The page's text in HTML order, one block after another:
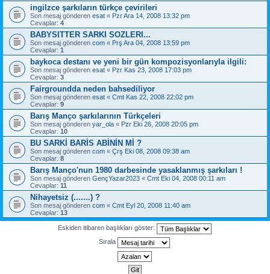
ingilzce şarkıların türkçe çevirileri
Son mesaj gönderen esat « Pzr Ara 14, 2008 13:32 pm
Cevaplar: 4
BABYSITTER SARKI SOZLERI...
Son mesaj gönderen com « Prş Ara 04, 2008 13:59 pm
Cevaplar: 1
baykoca destanı ve yeni bir gün kompozisyonlarıyla ilgili:
Son mesaj gönderen esat « Pzr Kas 23, 2008 17:03 pm
Cevaplar: 3
Fairgroundda neden bahsediliyor
Son mesaj gönderen esat « Cmt Kas 22, 2008 22:02 pm
Cevaplar: 9
Barış Manço şarkılarının Türkçeleri
Son mesaj gönderen yar_ola « Pzr Eki 26, 2008 20:05 pm
Cevaplar: 10
BU SARKİ BARİS ABİNİN Mİ ?
Son mesaj gönderen com « Çrş Eki 08, 2008 09:38 am
Cevaplar: 8
Barış Manço'nun 1980 darbesinde yasaklanmış şarkıları !
Son mesaj gönderen GençYazar2023 « Cmt Eki 04, 2008 00:11 am
Cevaplar: 11
Nihayetsiz (.......) ?
Son mesaj gönderen com « Cmt Eyl 20, 2008 11:40 am
Cevaplar: 13
Eskiden itibaren başlıkları göster:
Sırala